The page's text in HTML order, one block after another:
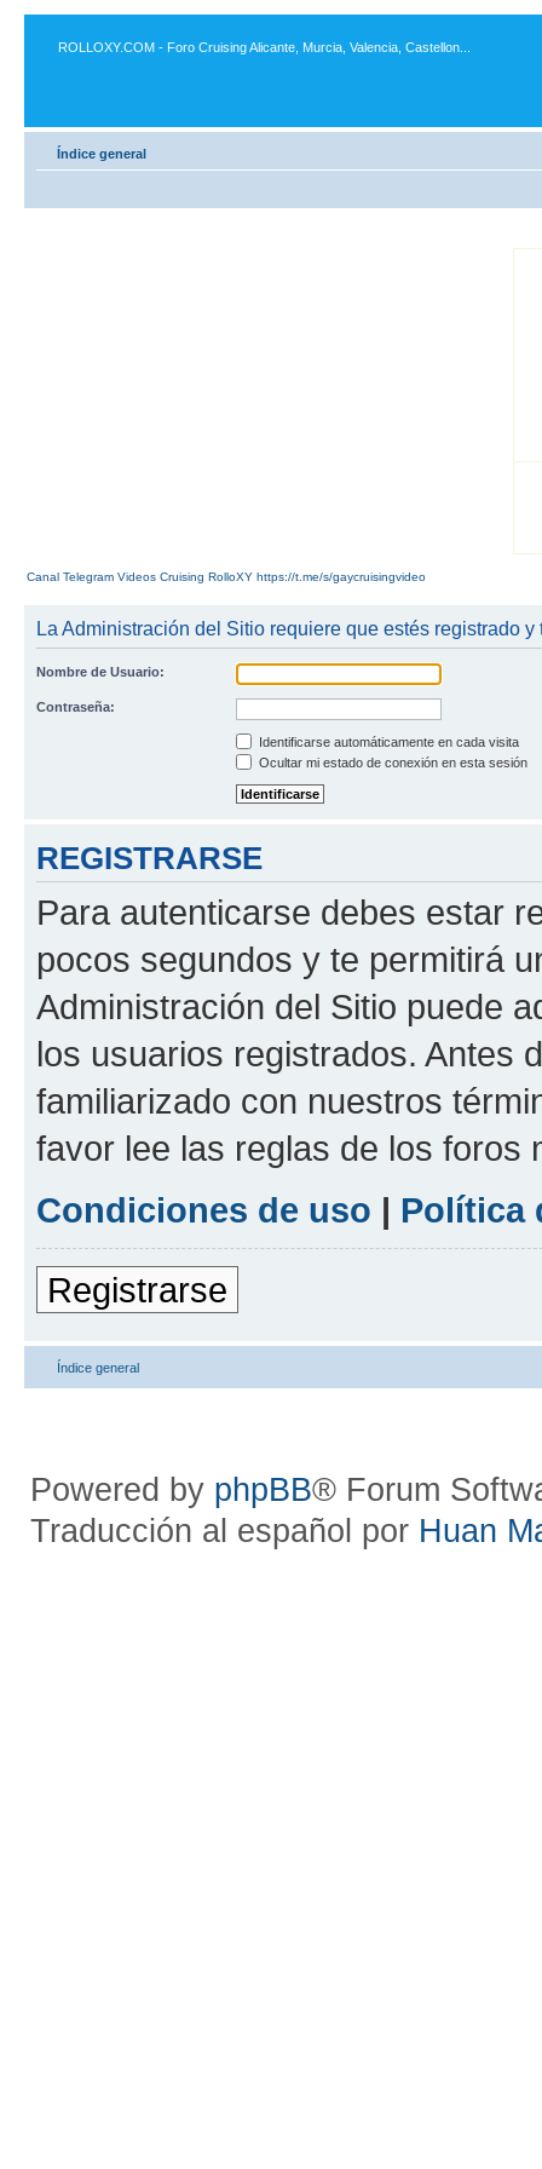
ROLLOXY.COM - Foro Cruising Alicante, Murcia, Valencia, Castellon...
Índice general
Canal Telegram Videos Cruising RolloXY https://t.me/s/gaycruisingvideo
La Administración del Sitio requiere que estés registrado
Nombre de Usuario:
Contraseña:
Identificarse automáticamente en cada visita
Ocultar mi estado de conexión en esta sesión
REGISTRARSE
Para autenticarse debes estar
pocos segundos y te permitirá
Administración del Sitio puede
los usuarios registrados. Antes
familiarizado con nuestros
favor lee las reglas de los foros
Condiciones de uso | Política
Registrarse
Índice general
Powered by phpBB® Forum
Traducción al español por Huan